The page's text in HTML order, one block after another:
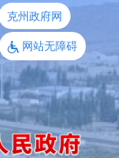
克州政府网
网站无障碍